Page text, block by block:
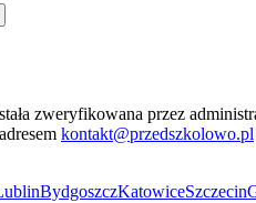
zweryfikowana przez
kontakt@przedszkolowo.pl
BydgoszczKatowiceSzczecin